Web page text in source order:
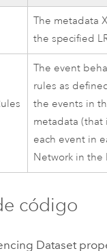
The metadata
the specified
The event
rules as
the events in
metadata (that
each event in
Network in the
código
Dataset